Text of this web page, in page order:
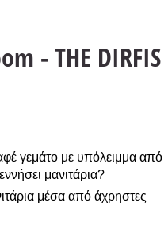
- THE DIRFIS
γεμάτο με υπόλειμμα από
μανιτάρια?
μέσα από άχρηστες